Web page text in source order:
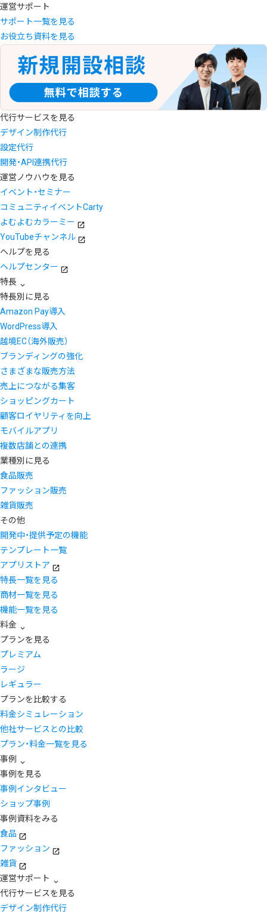
運営サポート
サポート一覧を見る
お役立ち資料を見る
代行サービスを見る
デザイン制作代行
設定代行
開発・API連携代行
運営ノウハウを見る
イベント・セミナー
コミュニティイベントCarty
よむよむカラーミー
YouTubeチャンネル
ヘルプを見る
ヘルプセンター
特長
特長別に見る
Amazon Pay導入
WordPress導入
越境EC（海外販売）
ブランディングの強化
さまざまな販売方法
売上につながる集客
ショッピングカート
顧客ロイヤリティを向上
モバイルアプリ
複数店舗との連携
業種別に見る
食品販売
ファッション販売
雑貨販売
その他
開発中・提供予定の機能
テンプレート一覧
アプリストア
特長一覧を見る
商材一覧を見る
機能一覧を見る
料金
プランを見る
プレミアム
ラージ
レギュラー
プランを比較する
料金シミュレーション
他社サービスとの比較
プラン・料金一覧を見る
事例
事例を見る
事例インタビュー
ショップ事例
事例資料をみる
食品
ファッション
雑貨
運営サポート
代行サービスを見る
デザイン制作代行